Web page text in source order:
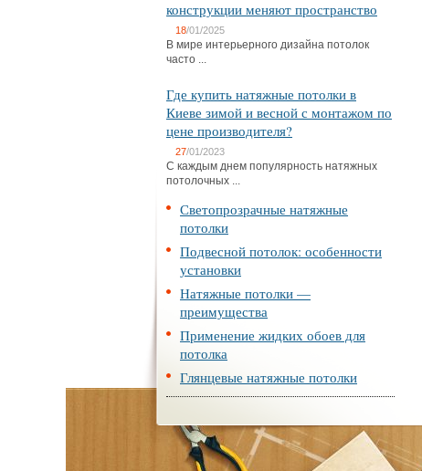
конструкции меняют пространство
18/01/2025
В мире интерьерного дизайна потолок
часто ...
Где купить натяжные потолки в
Киеве зимой и весной с монтажом по
цене производителя?
27/01/2023
С каждым днем популярность натяжных
потолочных ...
Светопрозрачные натяжные
потолки
Подвесной потолок: особенности
установки
Натяжные потолки —
преимущества
Применение жидких обоев для
потолка
Глянцевые натяжные потолки